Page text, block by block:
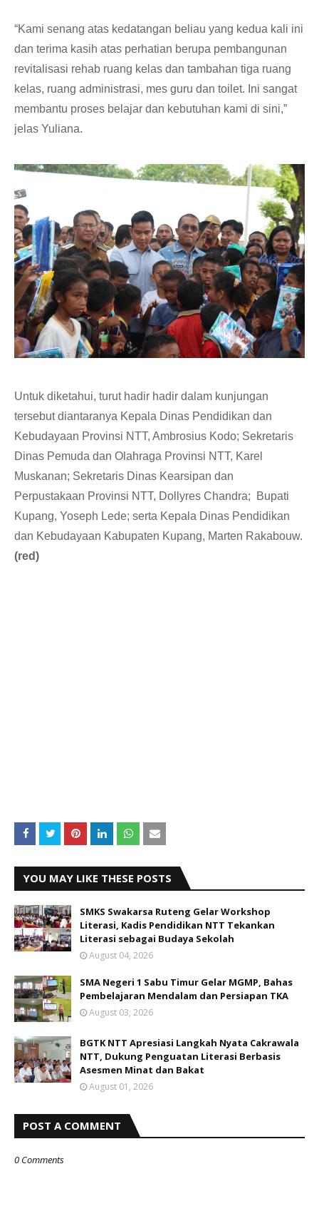
“Kami senang atas kedatangan beliau yang kedua kali ini
dan terima kasih atas perhatian berupa pembangunan
revitalisasi rehab ruang kelas dan tambahan tiga ruang
kelas, ruang administrasi, mes guru dan toilet. Ini sangat
membantu proses belajar dan kebutuhan kami di sini,”
jelas Yuliana.
Untuk diketahui, turut hadir hadir dalam kunjungan
tersebut diantaranya Kepala Dinas Pendidikan dan
Kebudayaan Provinsi NTT, Ambrosius Kodo; Sekretaris
Dinas Pemuda dan Olahraga Provinsi NTT, Karel
Muskanan; Sekretaris Dinas Kearsipan dan
Perpustakaan Provinsi NTT, Dollyres Chandra; Bupati
Kupang, Yoseph Lede; serta Kepala Dinas Pendidikan
dan Kebudayaan Kabupaten Kupang, Marten Rakabouw.
(red)
YOU MAY LIKE THESE POSTS
SMKS Swakarsa Ruteng Gelar Workshop
Literasi, Kadis Pendidikan NTT Tekankan
Literasi sebagai Budaya Sekolah
August 04, 2026
SMA Negeri 1 Sabu Timur Gelar MGMP, Bahas
Pembelajaran Mendalam dan Persiapan TKA
August 03, 2026
BGTK NTT Apresiasi Langkah Nyata Cakrawala
NTT, Dukung Penguatan Literasi Berbasis
Asesmen Minat dan Bakat
August 01, 2026
POST A COMMENT
0 Comments